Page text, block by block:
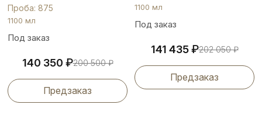
Проба: 875
1100 мл
Под заказ
140 350 ₽200 500₽
Предзаказ
1100 мл
Под заказ
141 435₽202 050₽
Предзаказ